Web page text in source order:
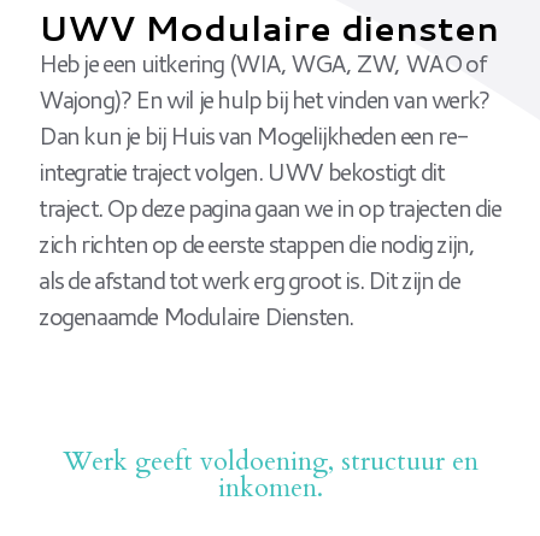
UWV Modulaire diensten
Heb je een uitkering (WIA, WGA, ZW, WAO of
Wajong)? En wil je hulp bij het vinden van werk?
Dan kun je bij Huis van Mogelijkheden een re-
integratie traject volgen. UWV bekostigt dit
traject. Op deze pagina gaan we in op trajecten die
zich richten op de eerste stappen die nodig zijn,
als de afstand tot werk erg groot is. Dit zijn de
zogenaamde Modulaire Diensten.
Werk geeft voldoening, structuur en
inkomen.